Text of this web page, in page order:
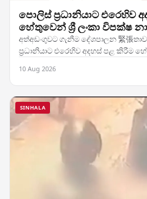
පොලිස් ප්‍රධානියාට එරෙහිව
හේතුවෙන් ශ්‍රී ලංකා විපක්ෂ
අත්අඩංගුවට ගැනීම දේශපාලන 緊張
ප්‍රධානියාට එරෙහිව අදහස් පළ කිරීම
10 Aug 2026
SINHALA